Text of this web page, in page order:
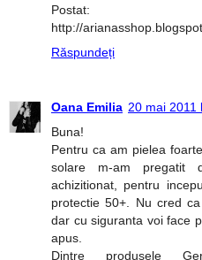
Postat:
http://
Răspundeți
Oana Emilia 20 mai 2011
Buna!
Pentru ca am pielea
solare m-am pregatit
achizitionat, pentru
protectie 50+. Nu cred
dar cu siguranta voi face
apus.
Dintre produsele